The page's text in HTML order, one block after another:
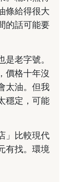
條給得很大
的話可能要
老字號。
價格十年沒
太油。但我
穩定，可能
」比較現代
有找。環境